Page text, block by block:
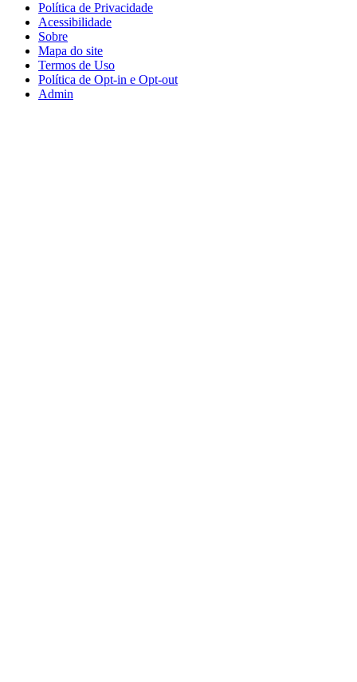
Política de Privacidade
Acessibilidade
Sobre
Mapa do site
Termos de Uso
Política de Opt-in e Opt-out
Admin